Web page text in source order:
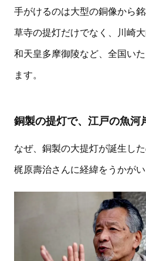
手がけるのは大型の銅像から
草寺の提灯だけでなく、川崎
和天皇多摩御陵など、全国い
ます。
銅製の提灯で、江戸の魚河
なぜ、銅製の大提灯が誕生し
梶原壽治さんに経緯をうかがい